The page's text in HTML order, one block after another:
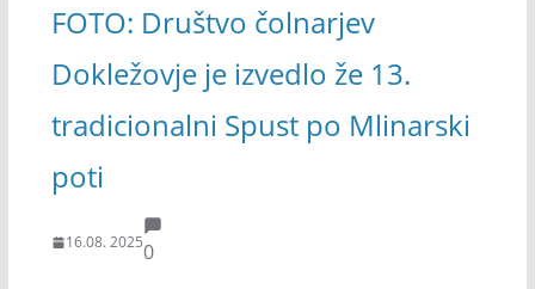
FOTO: Društvo čolnarjev
Dokležovje je izvedlo že 13.
tradicionalni Spust po Mlinarski
poti
16.08. 20250